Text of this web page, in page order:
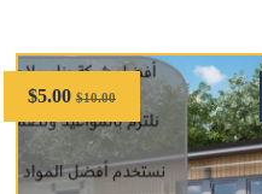
$10.00
$5.00